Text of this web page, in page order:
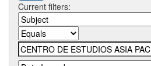
Current filters: